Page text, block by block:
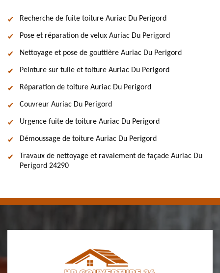
Recherche de fuite toiture Auriac Du Perigord
Pose et réparation de velux Auriac Du Perigord
Nettoyage et pose de gouttière Auriac Du Perigord
Peinture sur tuile et toiture Auriac Du Perigord
Réparation de toiture Auriac Du Perigord
Couvreur Auriac Du Perigord
Urgence fuite de toiture Auriac Du Perigord
Démoussage de toiture Auriac Du Perigord
Travaux de nettoyage et ravalement de façade Auriac Du
Perigord 24290